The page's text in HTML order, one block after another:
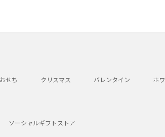
おせち クリスマス バレンタイン ホ
ソーシャルギフトストア